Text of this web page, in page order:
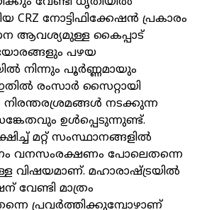
CRZ നോട്ടിഫിക്കേഷന്‍ പ്രകാരം
ആവശ്യമുള്ള കൈപ്പാട്
പഴയ
നിന്നും പൂര്‍ണ്ണമായും
രംസാര്‍ സൈറ്റായി
നിരന്തരശ്രമങ്ങള്‍ നടക്കുന്ന
ഉള്‍പ്പെടുന്നുണ്ട്.
മറ്റ് സംസ്ഥാനങ്ങളില്‍
വനസംരക്ഷണം പോലെതന്നെ
വിഷയമാണ്. മഹാരാഷ്ട്രയില്‍
വേണ്ടി മാത്രം
പ്രവര്‍ത്തിക്കുമ്പോഴാണ്